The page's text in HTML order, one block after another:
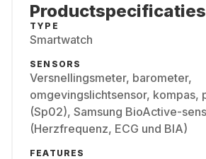
Productspecificaties
TYPE
Smartwatch
SENSORS
Versnellingsmeter, barometer,
omgevingslichtsensor, kompas,
(Sp02), Samsung BioActive-
(Herzfrequenz, ECG und BIA)
FEATURES